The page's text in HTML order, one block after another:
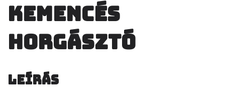
Kemencés
horgásztó
Leírás